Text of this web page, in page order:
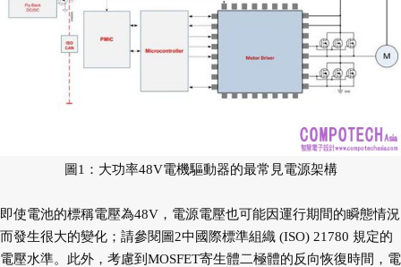
圖1：大功率48V電機驅動器的最常見電源架構
即使電池的標稱電壓為48V，電源電壓也可能因運行期間的瞬態情況
而發生很大的變化；請參閱圖2中國際標準組織 (ISO) 21780 規定的
電壓水準。此外，考慮到MOSFET寄生體二極體的反向恢復時間，電